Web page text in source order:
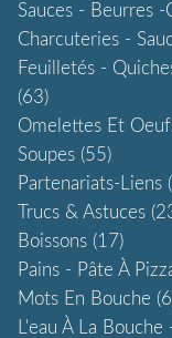
Sauces - Beurres
Charcuteries -
Feuilletés -
(63)
Omelettes Et
Soupes (55)
Partenariats-Liens
Trucs & Astuces
Boissons (17)
Pains - Pâte À
Mots En Bouche
L'eau À La